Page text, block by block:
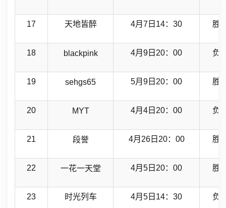
17 天地皆醉 4月7日14：30 胜
18 blackpink 4月9日20：00 负
19 sehgs65 5月9日20：00 胜
20 MYT 4月4日20：00 负
21 段誉 4月26日20：00 胜
22 一花一天堂 4月5日20：00 胜
23 时光列车 4月5日14：30 负